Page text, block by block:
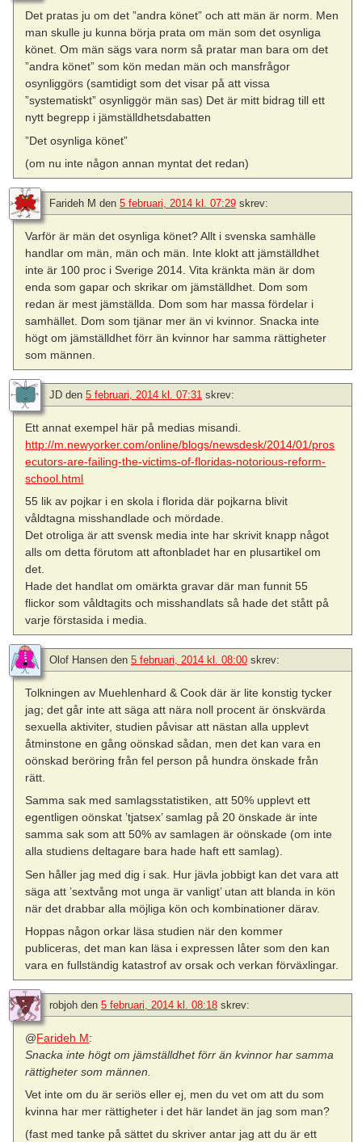
Det pratas ju om det ”andra könet” och att män är norm. Men
man skulle ju kunna börja prata om män som det osynliga
könet. Om män sägs vara norm så pratar man bara om det
”andra könet” som kön medan män och mansfrågor
osynliggörs (samtidigt som det visar på att vissa
”systematiskt” osynliggör män sas) Det är mitt bidrag till ett
nytt begrepp i jämställdhetsdabatten
”Det osynliga könet”
(om nu inte någon annan myntat det redan)
Farideh M den 5 februari, 2014 kl. 07:29 skrev:
Varför är män det osynliga könet? Allt i svenska samhälle
handlar om män, män och män. Inte klokt att jämställdhet
inte är 100 proc i Sverige 2014. Vita kränkta män är dom
enda som gapar och skrikar om jämställdhet. Dom som
redan är mest jämställda. Dom som har massa fördelar i
samhället. Dom som tjänar mer än vi kvinnor. Snacka inte
högt om jämställdhet förr än kvinnor har samma rättigheter
som männen.
JD den 5 februari, 2014 kl. 07:31 skrev:
Ett annat exempel här på medias misandi.
http://m.newyorker.com/online/blogs/newsdesk/2014/01/pros
ecutors-are-failing-the-victims-of-floridas-notorious-reform-
school.html
55 lik av pojkar i en skola i florida där pojkarna blivit
våldtagna misshandlade och mördade.
Det otroliga är att svensk media inte har skrivit knapp något
alls om detta förutom att aftonbladet har en plusartikel om
det.
Hade det handlat om omärkta gravar där man funnit 55
flickor som våldtagits och misshandlats så hade det stått på
varje förstasida i media.
Olof Hansen den 5 februari, 2014 kl. 08:00 skrev:
Tolkningen av Muehlenhard & Cook där är lite konstig tycker
jag; det går inte att säga att nära noll procent är önskvärda
sexuella aktiviter, studien påvisar att nästan alla upplevt
åtminstone en gång oönskad sådan, men det kan vara en
oönskad beröring från fel person på hundra önskade från
rätt.
Samma sak med samlagsstatistiken, att 50% upplevt ett
egentligen oönskat ’tjatsex’ samlag på 20 önskade är inte
samma sak som att 50% av samlagen är oönskade (om inte
alla studiens deltagare bara hade haft ett samlag).
Sen håller jag med dig i sak. Hur jävla jobbigt kan det vara att
säga att ’sextvång mot unga är vanligt’ utan att blanda in kön
när det drabbar alla möjliga kön och kombinationer därav.
Hoppas någon orkar läsa studien när den kommer
publiceras, det man kan läsa i expressen låter som den kan
vara en fullständig katastrof av orsak och verkan förväxlingar.
robjoh den 5 februari, 2014 kl. 08:18 skrev:
@Farideh M:
Snacka inte högt om jämställdhet förr än kvinnor har samma
rättigheter som männen.
Vet inte om du är seriös eller ej, men du vet om att du som
kvinna har mer rättigheter i det här landet än jag som man?
(fast med tanke på sättet du skriver antar jag att du är ett